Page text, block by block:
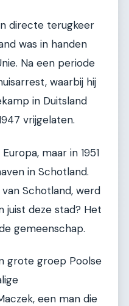
directe terugkeer
was in handen
Na een periode
waarbij hij
in Duitsland
vrijgelaten.
maar in 1951
in Schotland.
Schotland, werd
juist deze stad? Het
gemeenschap.
grote groep Poolse
een man die